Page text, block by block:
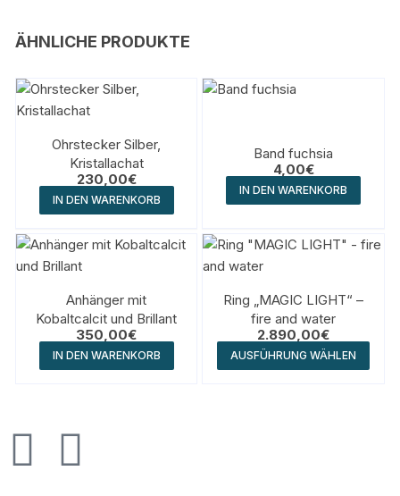
ÄHNLICHE PRODUKTE
Ohrstecker Silber,
Kristallachat
230,00€
IN DEN WARENKORB
Band fuchsia
4,00€
IN DEN WARENKORB
Anhänger mit
Kobaltcalcit und Brillant
350,00€
IN DEN WARENKORB
Ring „MAGIC LIGHT“ –
fire and water
2.890,00€
AUSFÜHRUNG WÄHLEN